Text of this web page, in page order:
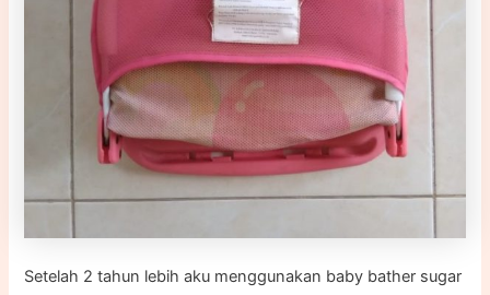
Setelah 2 tahun lebih aku menggunakan baby bather sugar